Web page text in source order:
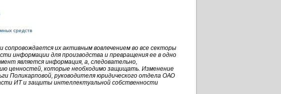
средств
их активным вовлечением во все секторы
информации для производства и превращения ее в одно
является информация, а, следовательно,
ценностей, которые необходимо защищать. Изменение
Поликарповой, руководителя юридического отдела ОАО
ИТ и защиты интеллектуальной собственности